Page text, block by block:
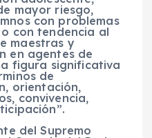
mayor riesgo,
con problemas
con tendencia al
maestras y
en agentes de
figura significativa
de
orientación,
convivencia,
del Supremo